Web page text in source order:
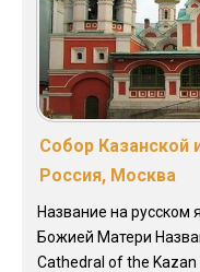
Собор
Россия, Москва
Название на русском
Божией Матери
Cathedral of the Kazan